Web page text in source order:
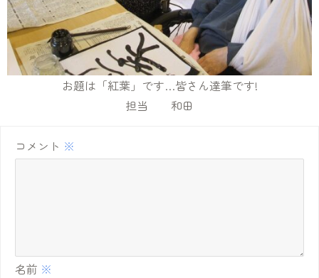
お題は「紅葉」です…皆さん達筆です!
担当 和田
コメント ※
名前 ※